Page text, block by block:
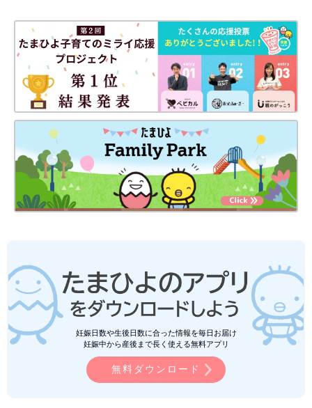
妊娠日数や生後日数に合った情報を毎日お届け
妊娠中から産後まで長く使える無料アプリ
無料ダウンロード